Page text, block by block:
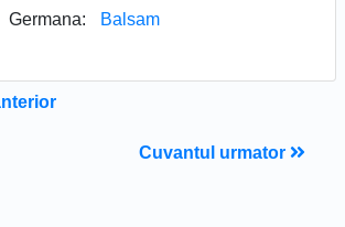
Germana: Balsam
Cuvantul urmator